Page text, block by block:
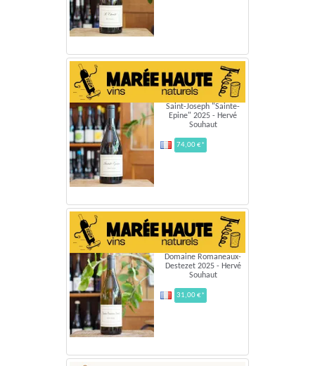
Saint-Joseph "Sainte-
Epine" 2025 - Hervé
Souhaut
74,00 €*
Domaine Romaneaux-
Destezet 2025 - Hervé
Souhaut
31,00 €*